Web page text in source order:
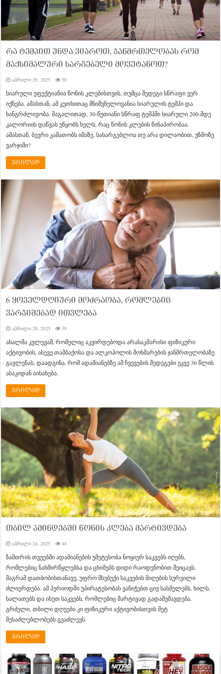
რა ტემპით უნდა ვიაროთ, ჯანმრთელობას რომ
მაქსიმალური სარგებელი მოვუტანოთ?
აპრილი 29, 2025 58
სიარული ეფექტიანია წონის კლებისთვის, თუმცა შედეგი სწრაფი ვერ
იქნება. ამასთან, ამ კუთხითაც მნიშვნელოვანია სიარულის ტემპი და
ხანგრძლივობა. მაგალითად, 30-წუთიანი სწრაფ ტემპში სიარული 200-მდე
კალორიის დაწვას უწყობს ხელს, რაც წონის კლების წინაპირობაა.
ამასთან, ბევრი კამათობს იმაზე, სასარგებლოა თუ არა დილაობით, უზმოზე
ვარჯიში?
ვრცლად
6 ყოველდღიური მოძრაობა, რომლებიც
ვარჯიშებად ითვლება
აპრილი 28, 2025 39
ახალმა კვლევამ, რომელიც აკვირდებოდა არასაკმარისი ფიზიკური
აქტივობის, ასევე თამბაქოსა და ალკოჰოლის მოხმარების ჯანმრთელობაზე
გავლენას, დაადგინა, რომ ადამიანებზე ამ ჩვევების შედეგები უკვე 36 წლის
ასაკიდან აისახება.
ვრცლად
თბილ ამინდებში წონის კლება მარტივდება
აპრილი 24, 2025 44
ზამთრის თვეებში ადამიანების უმეტესობა ნოყიერ საკვებს იღებს,
რომლებიც ნახშირწყლებსა და ცხიმებს დიდი რაოდენობით შეიცავს.
მაგრამ დათბობისთანავე, უფრო მსუბუქი საკვების მიღების სურვილი
ძლიერდება. ამ პერიოდში უპირატესობას ვანიჭებთ ცივ სასმელებს, ხილს,
სალათებს და ისეთ საკვებს, რომლებიც მარტივად გადამუშავდება.
გრძელი, თბილი დღეები კი ფიზიკური აქტივობისთვის მეტ
შესაძლებლობებს გვაძლევს.
ვრცლად